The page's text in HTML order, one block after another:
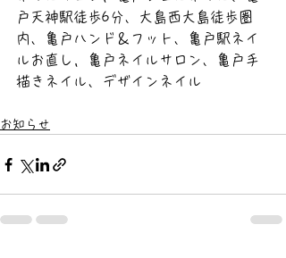
戸天神駅徒歩6分、大島西大島徒歩圏
内、亀戸ハンド＆フット、亀戸駅ネイ
ルお直し，亀戸ネイルサロン、亀戸手
描きネイル、デザインネイル
お知らせ